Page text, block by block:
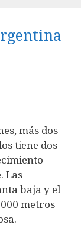
más dos
tiene dos
Las
baja y el
metros